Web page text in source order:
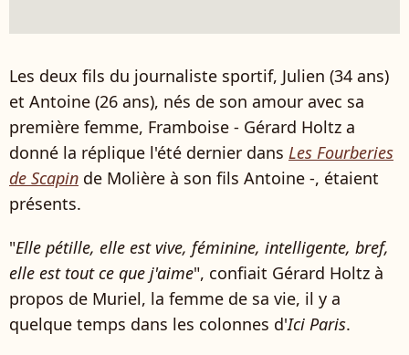
Les deux fils du journaliste sportif, Julien (34 ans)
et Antoine (26 ans), nés de son amour avec sa
première femme, Framboise - Gérard Holtz a
donné la réplique l'été dernier dans Les Fourberies
de Scapin de Molière à son fils Antoine -, étaient
présents.
"Elle pétille, elle est vive, féminine, intelligente, bref,
elle est tout ce que j'aime", confiait Gérard Holtz à
propos de Muriel, la femme de sa vie, il y a
quelque temps dans les colonnes d'Ici Paris.